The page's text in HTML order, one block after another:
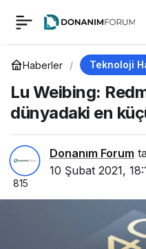
Haberler Teknoloji
Lu Weibing:
dünyadaki en
Donanım Forum
10 Şubat 2021,
815
Lu Weibing: Redmi
K40 serisi dünyadaki
en küçük delikli
olacak